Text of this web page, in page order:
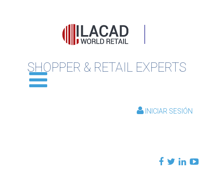
SHOPPER & RETAIL EXPERTS
INICIAR SESIÓN